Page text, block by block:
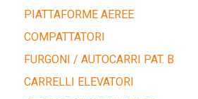
PIATTAFORME AEREE
COMPATTATORI
FURGONI / AUTOCARRI PAT. B
CARRELLI ELEVATORI